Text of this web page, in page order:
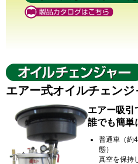
エアー式オイルチェンジ
エアー吸引
誰でも簡単
普通車（約
態）
真空を保持